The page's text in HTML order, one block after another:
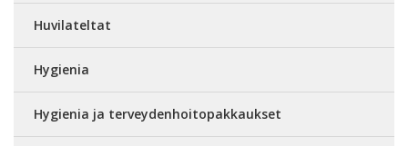
Huvilateltat
Hygienia
Hygienia ja terveydenhoitopakkaukset